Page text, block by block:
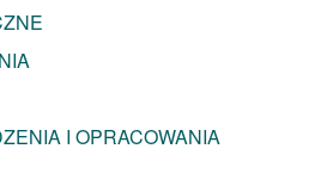
I OPRACOWANIA